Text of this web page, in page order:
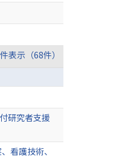
表示（68件）
研究者支援
看護技術、